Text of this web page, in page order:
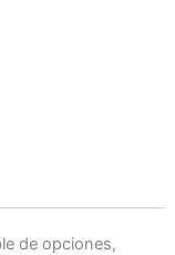
de opciones,